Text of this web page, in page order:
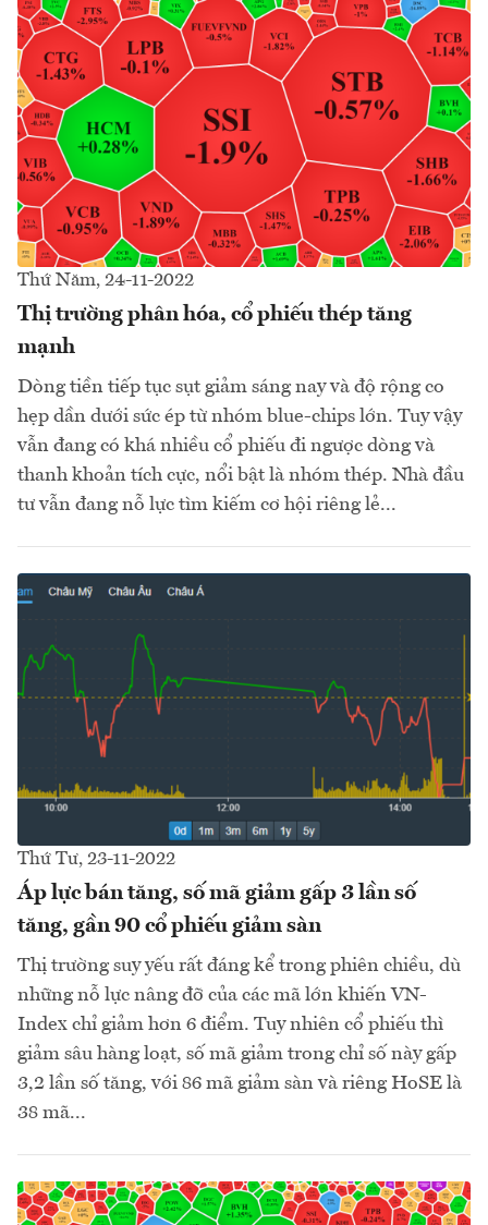
Thứ Năm, 24-11-2022
Thị trường phân hóa, cổ phiếu thép tăng
mạnh
Dòng tiền tiếp tục sụt giảm sáng nay và độ rộng co
hẹp dần dưới sức ép từ nhóm blue-chips lớn. Tuy vậy
vẫn đang có khá nhiều cổ phiếu đi ngược dòng và
thanh khoản tích cực, nổi bật là nhóm thép. Nhà đầu
tư vẫn đang nỗ lực tìm kiếm cơ hội riêng lẻ...
Thứ Tư, 23-11-2022
Áp lực bán tăng, số mã giảm gấp 3 lần số
tăng, gần 90 cổ phiếu giảm sàn
Thị trường suy yếu rất đáng kể trong phiên chiều, dù
những nỗ lực nâng đỡ của các mã lớn khiến VN-
Index chỉ giảm hơn 6 điểm. Tuy nhiên cổ phiếu thì
giảm sâu hàng loạt, số mã giảm trong chỉ số này gấp
3,2 lần số tăng, với 86 mã giảm sàn và riêng HoSE là
38 mã...